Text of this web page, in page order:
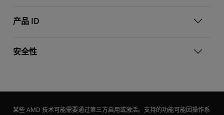
产品 ID
安全性
某些 AMD 技术可能需要通过第三方启用或激活。支持的功能可能因操作系